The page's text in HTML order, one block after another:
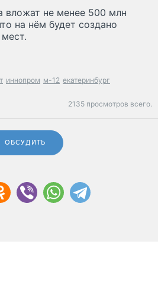
вложат не менее 500 млн
на нём будет создано
иннопром м-12 екатеринбург
2135 просмотров всего.
ОБСУДИТЬ